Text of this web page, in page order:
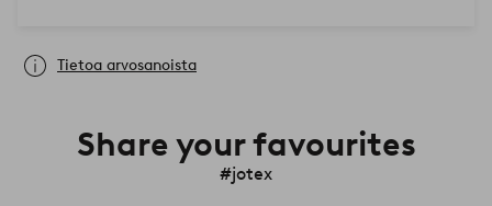
Tietoa arvosanoista
Share your favourites
#jotex